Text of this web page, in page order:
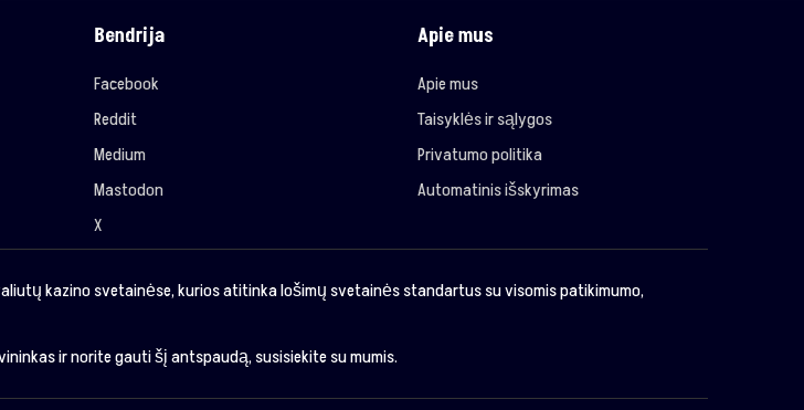
Bendrija
Facebook
Reddit
Medium
Mastodon
X
Apie mus
Apie mus
Taisyklės ir sąlygos
Privatumo politika
Automatinis išskyrimas
kazino svetainėse, kurios atitinka lošimų svetainės standartus su visomis patikimumo,
ir norite gauti šį antspaudą, susisiekite su mumis.